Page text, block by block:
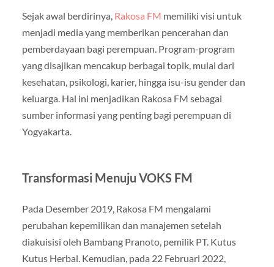
Sejak awal berdirinya, Rakosa FM memiliki visi untuk
menjadi media yang memberikan pencerahan dan
pemberdayaan bagi perempuan. Program-program
yang disajikan mencakup berbagai topik, mulai dari
kesehatan, psikologi, karier, hingga isu-isu gender dan
keluarga. Hal ini menjadikan Rakosa FM sebagai
sumber informasi yang penting bagi perempuan di
Yogyakarta.
Transformasi Menuju VOKS FM
Pada Desember 2019, Rakosa FM mengalami
perubahan kepemilikan dan manajemen setelah
diakuisisi oleh Bambang Pranoto, pemilik PT. Kutus
Kutus Herbal. Kemudian, pada 22 Februari 2022,